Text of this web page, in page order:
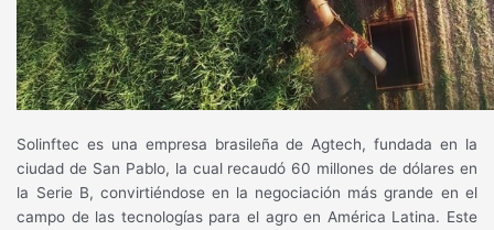
Solinftec es una empresa brasileña de Agtech, fundada en la
ciudad de San Pablo, la cual recaudó 60 millones de dólares en
la Serie B, convirtiéndose en la negociación más grande en el
campo de las tecnologías para el agro en América Latina. Este